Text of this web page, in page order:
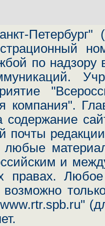
Петербург" (
по
компания".
содержание
почты
любые
и
правах. Любое
возможно